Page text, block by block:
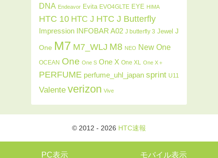
DNA Endeavor Evita EVO4GLTE EYE HIMA
HTC 10 HTC J HTC J Butterfly
Impression INFOBAR A02 J butterfly 3 Jewel J
One M7 M7_WLJ M8 NEO New One
OCEAN One One S One X One XL One X＋
PERFUME perfume_uhl_japan sprint U11
Valente verizon Vive
© 2012 - 2026 HTC速報
PC表示 モバイル表示